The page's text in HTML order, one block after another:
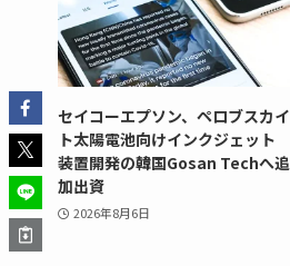
セイコーエプソン、ペロブスカイ
ト太陽電池向けインクジェット
装置開発の韓国Gosan Techへ追
加出資
2026年8月6日